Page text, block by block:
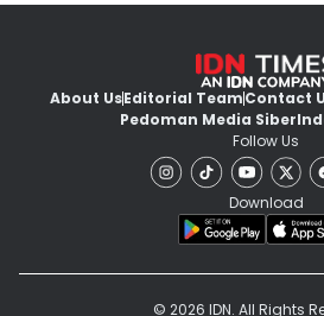
About UsEditorial TeamContact
Pedoman Media Siber
Follow Us
Download
© 2026 IDN. All Rights